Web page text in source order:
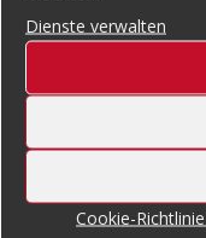
Dienste verwalten
Cookie-Richtlinie
Organisation
sorgte das
Planungsteam
Messephasen
Messe.
der noch